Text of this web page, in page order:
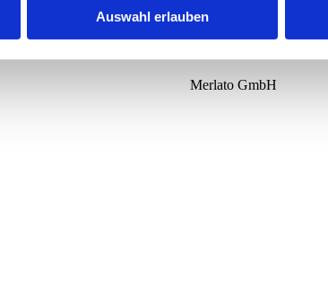
Auswahl erlauben
Merlato GmbH